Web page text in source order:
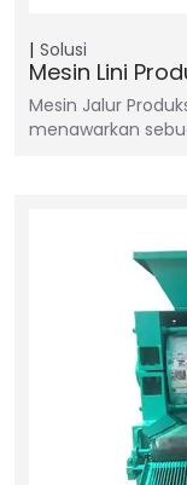
Solusi
Mesin Lini
Mesin Jalur
menawarkan